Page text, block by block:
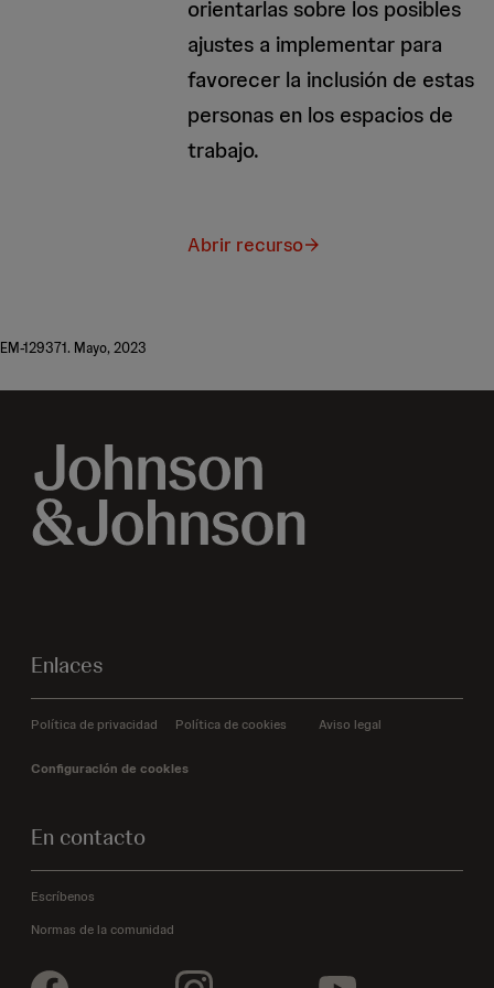
orientarlas sobre los posibles
ajustes a implementar para
favorecer la inclusión de estas
personas en los espacios de
trabajo.
Abrir recurso
EM-129371. Mayo, 2023
Enlaces
Política de privacidad Política de cookies Aviso legal
Configuración de cookies
En contacto
Escríbenos
Normas de la comunidad